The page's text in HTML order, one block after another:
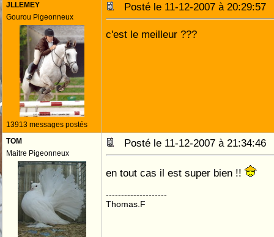
JLLEMEY
Gourou Pigeonneux
13913 messages postés
Posté le 11-12-2007 à
c'est le meilleur ???
TOM
Maitre Pigeonneux
Posté le 11-12-2007 à
en tout cas il est super bien !!
--------------------
Thomas.F